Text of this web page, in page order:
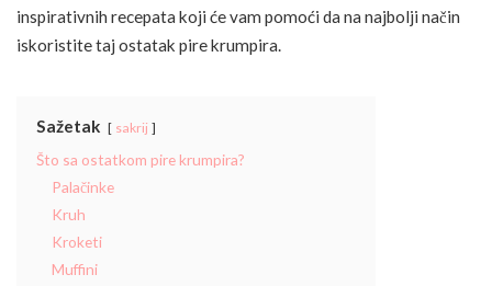
inspirativnih recepata koji će vam pomoći da na najbolji način
iskoristite taj ostatak pire krumpira.
Sažetak sakrij
Što sa ostatkom pire krumpira?
Palačinke
Kruh
Kroketi
Muffini